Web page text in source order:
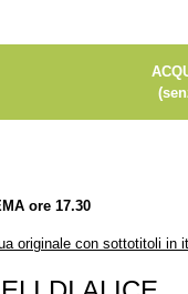
ore 17.30
originale con sottotitoli in